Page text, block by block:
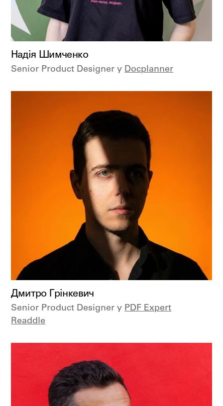
Надія Шимченко
Senior Product Designer у Docplanner
Дмитро Грінкевич
Senior Product Designer у PDF Expert
Readdle